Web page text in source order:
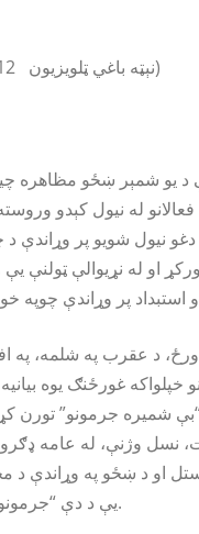
(2022 / 11 / 12 نېټه باغي ټلویزیون)
د یو شمېر ښځو مظاهره
له نیول کېدو
نیول شویو پر وړاندې د
او له نړیوالې ټولنې
د عقرب په شلمه، په
خپلواکه غورځنګ یوه
شمیره جرمونو” تورن
نسل وژنې، له عامه
او د ښځو په وړاندې د
یې د دې “جرمونو” مثالونه وبلل.